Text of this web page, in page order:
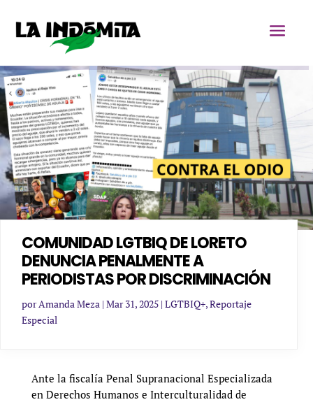
COMUNIDAD LGTBIQ DE LORETO
DENUNCIA PENALMENTE A
PERIODISTAS POR DISCRIMINACIÓN
porAmanda Meza | Mar 31, 2025 | LGTBIQ+,Reportaje
Especial
Ante la fiscalía Penal Supranacional Especializada
en Derechos Humanos e Interculturalidad de